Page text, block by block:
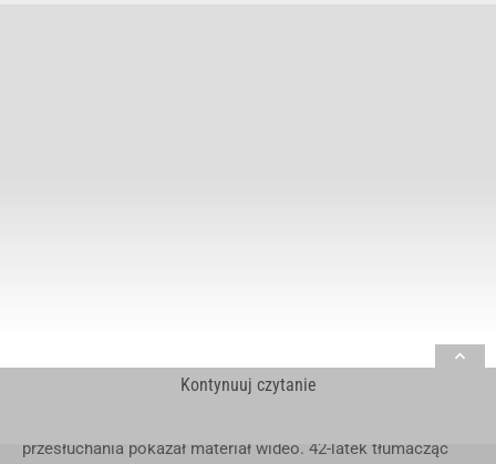
przesłuchania pokazał materiał wideo. 42-latek tłumacząc
Kontynuuj czytanie